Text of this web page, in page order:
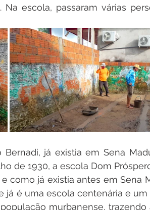
escola, passaram várias
já existia em Sena
de 1930, a escola Dom
como já existia antes em Sena
já é uma escola centenária e
murbanense, trazendo